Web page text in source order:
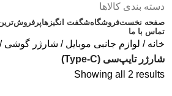
دسته بندی کالاها
صفحه نخستفروشگاهشگفت انگیزها
تماس با ما
خانه لوازم جانبی موبایل
شارژر گوشی
شارژر تایپ‌سی (Type-C)
Showing all 2 results